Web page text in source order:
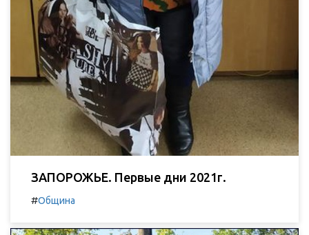
ЗАПОРОЖЬЕ. Первые дни 2021г.
#Община